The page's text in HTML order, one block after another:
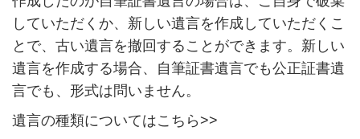
していただくか、新しい遺言を作成していただくこ
とで、古い遺言を撤回することができます。新しい
遺言を作成する場合、自筆証書遺言でも公正証書遺
言でも、形式は問いません。
遺言の種類についてはこちら>>